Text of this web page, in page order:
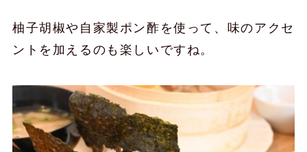
柚子胡椒や自家製ポン酢を使って、味のアクセ
ントを加えるのも楽しいですね。